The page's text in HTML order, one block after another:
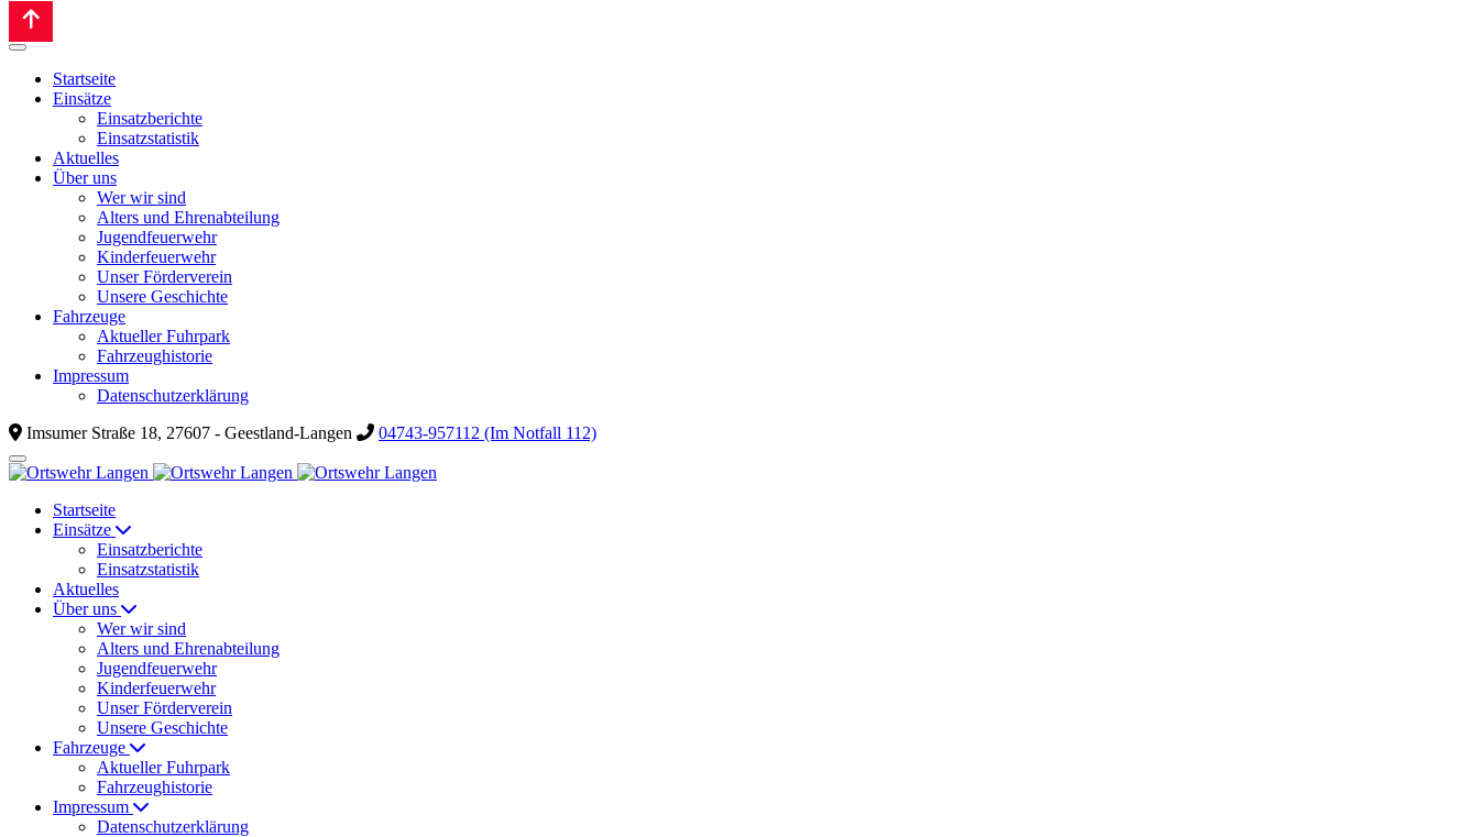
Startseite
Einsätze
Einsatzberichte
Einsatzstatistik
Aktuelles
Über uns
Wer wir sind
Alters und Ehrenabteilung
Jugendfeuerwehr
Kinderfeuerwehr
Unser Förderverein
Unsere Geschichte
Fahrzeuge
Aktueller Fuhrpark
Fahrzeughistorie
Impressum
Datenschutzerklärung
Imsumer Straße 18, 27607 - Geestland-Langen
04743-957112 (Im Notfall 112)
Startseite
Einsätze
Einsatzberichte
Einsatzstatistik
Aktuelles
Über uns
Wer wir sind
Alters und Ehrenabteilung
Jugendfeuerwehr
Kinderfeuerwehr
Unser Förderverein
Unsere Geschichte
Fahrzeuge
Aktueller Fuhrpark
Fahrzeughistorie
Impressum
Datenschutzerklärung